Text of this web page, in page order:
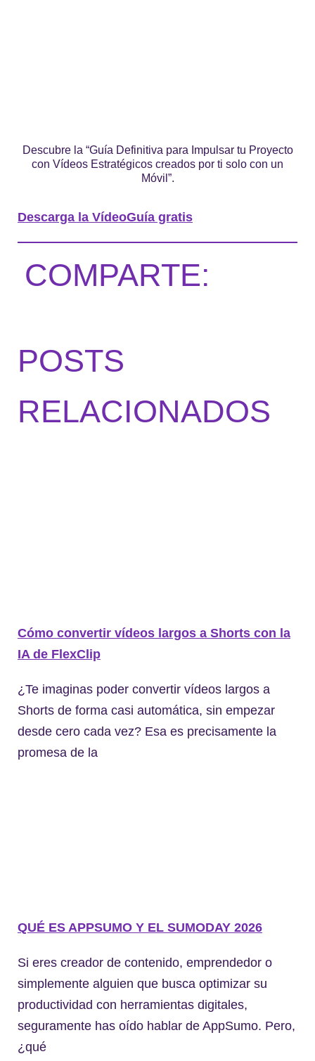
Descubre la “Guía Definitiva para Impulsar tu Proyecto
con Vídeos Estratégicos creados por ti solo con un
Móvil”.
Descarga la VídeoGuía gratis
COMPARTE:
POSTS
RELACIONADOS
Cómo convertir vídeos largos a Shorts con la
IA de FlexClip
¿Te imaginas poder convertir vídeos largos a
Shorts de forma casi automática, sin empezar
desde cero cada vez? Esa es precisamente la
promesa de la
QUÉ ES APPSUMO Y EL SUMODAY 2026
Si eres creador de contenido, emprendedor o
simplemente alguien que busca optimizar su
productividad con herramientas digitales,
seguramente has oído hablar de AppSumo. Pero,
¿qué